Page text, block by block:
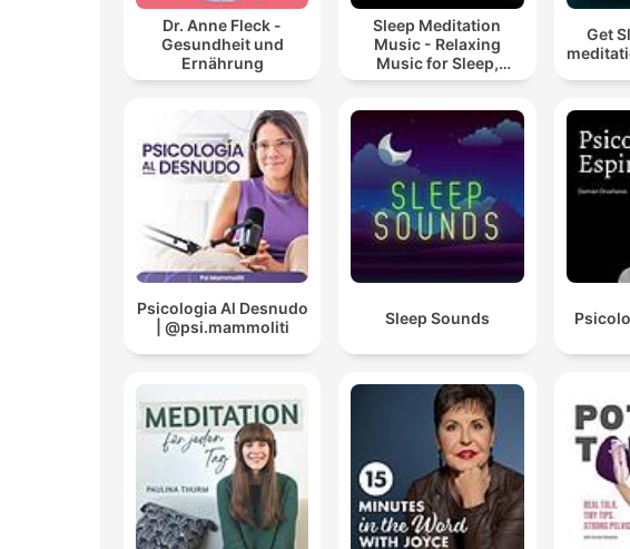
Dr. Anne Fleck -
Gesundheit und
Ernährung
Sleep Meditation
Music - Relaxing
Music for Sleep,
Meditation &
Get
Psicologia Al Desnudo
| @psi.mammoliti
Sleep Sounds